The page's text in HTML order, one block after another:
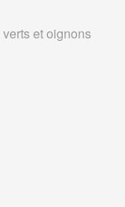
et oignons